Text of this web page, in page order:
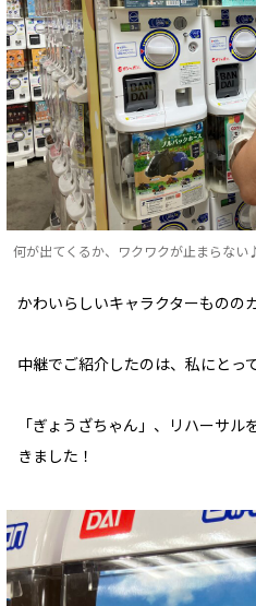
何が出てくるか、ワクワクが止まら
かわいらしいキャラクターものの
中継でご紹介したのは、私にとっ
「ぎょうざちゃん」、リハーサ
きました！